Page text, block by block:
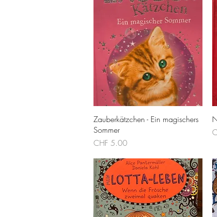
Schnellansicht
Zauberkätzchen - Ein magischers
Sommer
Preis
CHF 5.00